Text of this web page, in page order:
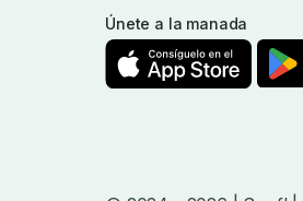
Únete a la manada